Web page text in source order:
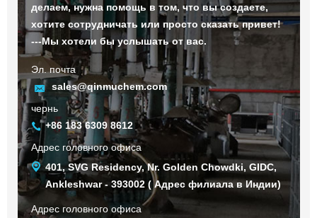
делаем, нужна помощь в том, что вы создаете,
хотите сотрудничать или просто сказать привет!
---Мы хотели бы услышать от вас.
Эл. почта
sales@qinmuchem.com
чернь
+86 183 6309 8612
Адрес головного офиса
401, SVG Residency, Nr. Golden Chowdki, GIDC,
Ankleshwar - 393002 ( Адрес филиала в Индии)
Адрес головного офиса